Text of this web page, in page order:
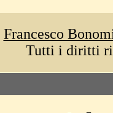
Francesco
Tutti i diritti